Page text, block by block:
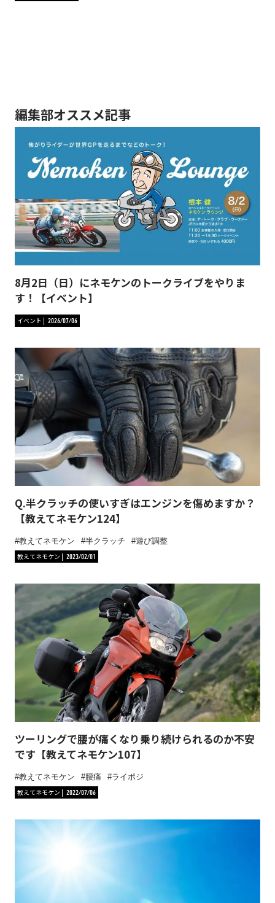
編集部オススメ記事
8月2日（日）にネモケンのトークライブをやりま
す！【イベント】
イベント 2026/07/06
Q.半クラッチの使いすぎはエンジンを傷めますか？
【教えてネモケン124】
教えてネモケン 半クラッチ
遊び調整
教えてネモケン
2023/02/01
ツーリングで腰が痛くなり乗り続けられるのか不安
です【教えてネモケン107】
教えてネモケン 腰痛
ライポジ
教えてネモケン
2022/07/06